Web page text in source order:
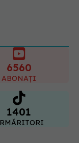
apariția
vârsta. Ce
6560
ABONAȚI
1401